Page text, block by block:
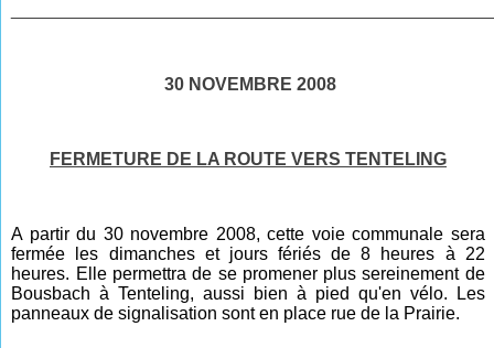
30 NOVEMBRE 2008
FERMETURE DE LA ROUTE VERS TENTELING
A partir du 30 novembre 2008, cette voie communale sera
fermée les dimanches et jours fériés de 8 heures à 22
heures. Elle permettra de se promener plus sereinement de
Bousbach à Tenteling, aussi bien à pied qu'en vélo. Les
panneaux de signalisation sont en place rue de la Prairie.